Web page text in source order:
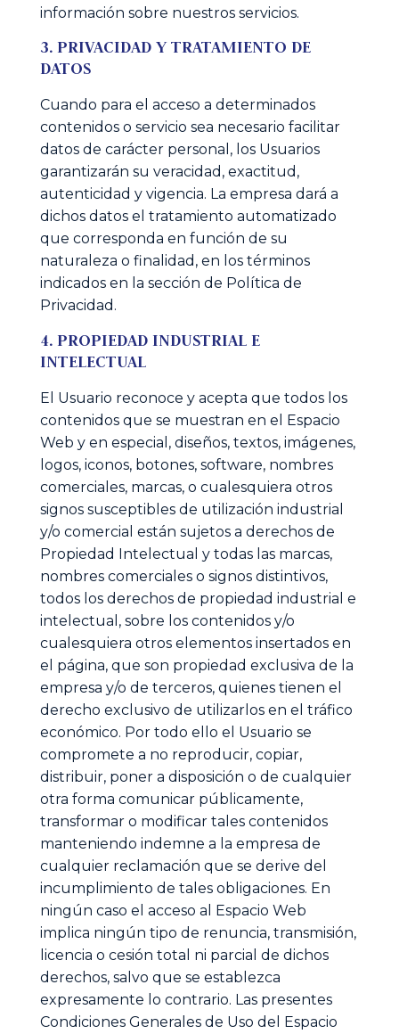
información sobre nuestros servicios.
3. PRIVACIDAD Y TRATAMIENTO DE
DATOS
Cuando para el acceso a determinados
contenidos o servicio sea necesario facilitar
datos de carácter personal, los Usuarios
garantizarán su veracidad, exactitud,
autenticidad y vigencia. La empresa dará a
dichos datos el tratamiento automatizado
que corresponda en función de su
naturaleza o finalidad, en los términos
indicados en la sección de Política de
Privacidad.
4. PROPIEDAD INDUSTRIAL E
INTELECTUAL
El Usuario reconoce y acepta que todos los
contenidos que se muestran en el Espacio
Web y en especial, diseños, textos, imágenes,
logos, iconos, botones, software, nombres
comerciales, marcas, o cualesquiera otros
signos susceptibles de utilización industrial
y/o comercial están sujetos a derechos de
Propiedad Intelectual y todas las marcas,
nombres comerciales o signos distintivos,
todos los derechos de propiedad industrial e
intelectual, sobre los contenidos y/o
cualesquiera otros elementos insertados en
el página, que son propiedad exclusiva de la
empresa y/o de terceros, quienes tienen el
derecho exclusivo de utilizarlos en el tráfico
económico. Por todo ello el Usuario se
compromete a no reproducir, copiar,
distribuir, poner a disposición o de cualquier
otra forma comunicar públicamente,
transformar o modificar tales contenidos
manteniendo indemne a la empresa de
cualquier reclamación que se derive del
incumplimiento de tales obligaciones. En
ningún caso el acceso al Espacio Web
implica ningún tipo de renuncia, transmisión,
licencia o cesión total ni parcial de dichos
derechos, salvo que se establezca
expresamente lo contrario. Las presentes
Condiciones Generales de Uso del Espacio